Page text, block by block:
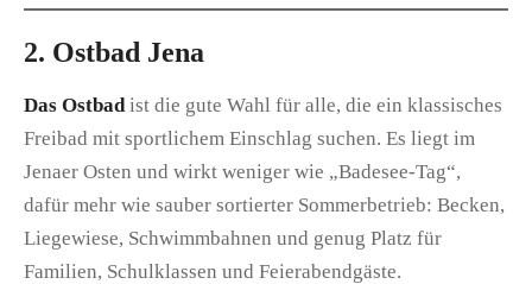
2. Ostbad Jena
Das Ostbadist die gute Wahl für alle, die ein klassisches
Freibad mit sportlichem Einschlag suchen. Es liegt im
Jenaer Osten und wirkt weniger wie „Badesee-Tag“,
dafür mehr wie sauber sortierter Sommerbetrieb: Becken,
Liegewiese, Schwimmbahnen und genug Platz für
Familien, Schulklassen und Feierabendgäste.